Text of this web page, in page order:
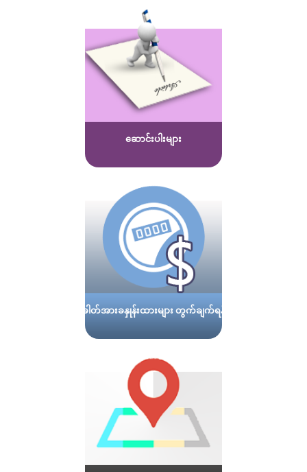
ဆောင်းပါးများ
ဓါတ်အားခနှုန်းထားများ တွက်ချက်ရန်